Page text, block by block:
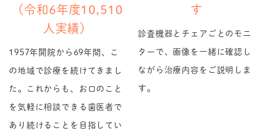
（令和6年度10,510
人実績）
1957年開院から69年間、こ
の地域で診療を続けてきまし
た。これからも、お口のこと
を気軽に相談できる歯医者で
あり続けることを目指してい
す
診査機器とチェアごとのモニ
ターで、画像を一緒に確認し
ながら治療内容をご説明しま
す。